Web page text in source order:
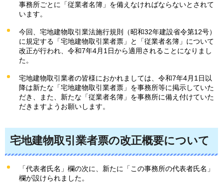
事務所ごとに「従業者名簿」を備えなければならないとされて
います。
今回、宅地建物取引業法施行規則（昭和32年建設省令第12号）
に規定する「宅地建物取引業者票」と「従業者名簿」について
改正が行われ、令和7年4月1日から適用されることになりまし
た。
宅地建物取引業者の皆様におかれましては、令和7年4月1日以
降は新たな「宅地建物取引業者票」を事務所等に掲示していた
だき、また、新たな「従業者名簿」を事務所に備え付けていた
だきますようお願いします。
宅地建物取引業者票の改正概要について
「代表者氏名」欄の次に、新たに「この事務所の代表者氏名」
欄が設けられました。